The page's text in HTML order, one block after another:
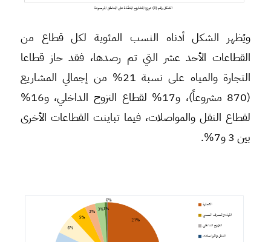
ويُظهر الشكل أدناه النسب المئوية لكل قطاع من
القطاعات الأحد عشر التي تم رصدها، فقد حاز قطاعا
التجارة والمياه على نسبة 21% من إجمالي المشاريع
(870 مشروعاً)، و17% لقطاع النزوح الداخلي، و16%
لقطاع النقل والمواصلات، فيما تباينت القطاعات الأخرى
بين 3 و7%.